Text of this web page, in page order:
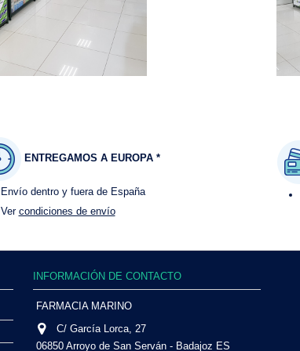
ENTREGAMOS A EUROPA *
Envío dentro y fuera de España
Ver condiciones de envío
INFORMACIÓN DE CONTACTO
FARMACIA MARINO
C/ García Lorca, 27
06850 Arroyo de San Serván - Badajoz ES